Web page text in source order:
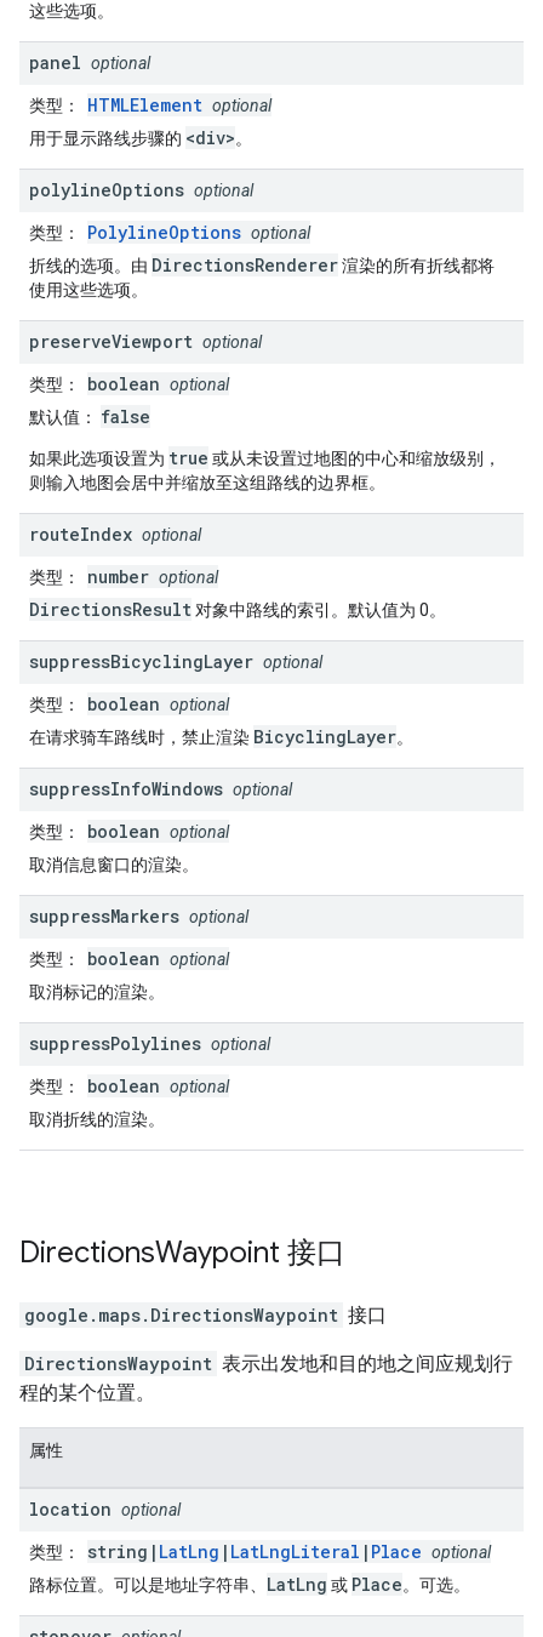
这些选项。
panel optional
类型 ： HTMLElement optional
用于显示路线步骤的 <div>。
polylineOptions optional
类型 ： PolylineOptions optional
折线的选项。由 DirectionsRenderer渲染的所有折线都将
使用这些选项。
preserveViewport optional
类型 ： boolean optional
默认值 ： false
如果此选项设置为 true 或从未设置过地图的中心和缩放级别，
则输入地图会居中并缩放至这组路线的边界框。
routeIndex optional
类型 ： number optional
DirectionsResult 对象中路线的索引。默认值为 0。
suppressBicyclingLayer optional
类型 ： boolean optional
在请求骑车路线时，禁止渲染 BicyclingLayer。
suppressInfoWindows optional
类型 ： boolean optional
取消信息窗口的渲染。
suppressMarkers optional
类型 ： boolean optional
取消标记的渲染。
suppressPolylines optional
类型 ： boolean optional
取消折线的渲染。
DirectionsWaypoint 接口
google.maps. DirectionsWaypoint 接口
DirectionsWaypoint 表示出发地和目的地之间应规划行
程的某个位置。
属性
location optional
类型 ： string| LatLng | LatLngLiteral | Place optional
路标位置。可以是地址字符串、 LatLng 或 Place。可选。